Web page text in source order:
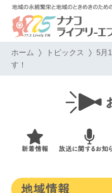
ホーム トピックス 5月
す！